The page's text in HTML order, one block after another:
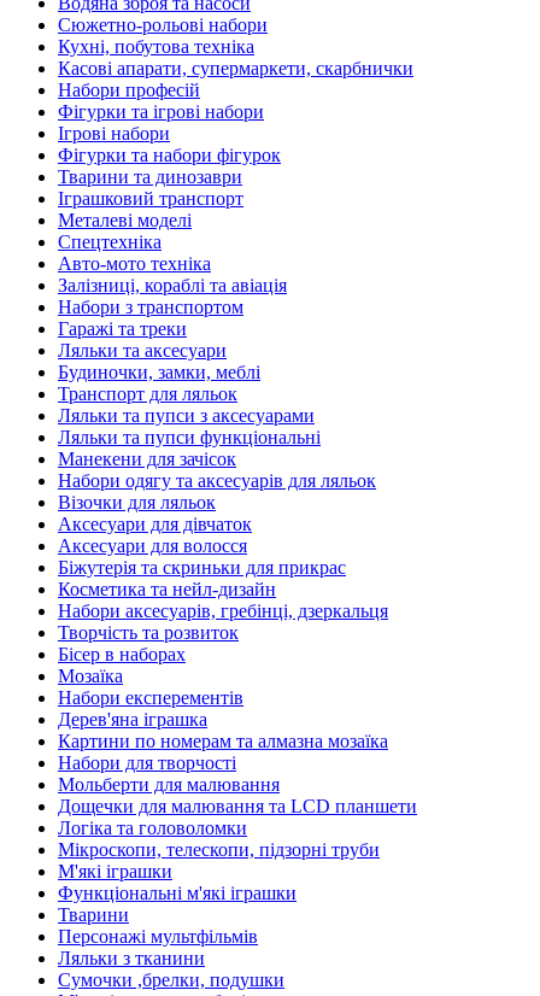
Сюжетно-рольові набори
Кухні, побутова техніка
Касові апарати, супермаркети, скарбнички
Набори професій
Фігурки та ігрові набори
Ігрові набори
Фігурки та набори фігурок
Тварини та динозаври
Іграшковий транспорт
Металеві моделі
Спецтехніка
Авто-мото техніка
Залізниці, кораблі та авіація
Набори з транспортом
Гаражі та треки
Ляльки та аксесуари
Будиночки, замки, меблі
Транспорт для ляльок
Ляльки та пупси з аксесуарами
Ляльки та пупси функціональні
Манекени для зачісок
Набори одягу та аксесуарів для ляльок
Візочки для ляльок
Аксесуари для дівчаток
Аксесуари для волосся
Біжутерія та скриньки для прикрас
Косметика та нейл-дизайн
Набори аксесуарів, гребінці, дзеркальця
Творчість та розвиток
Бісер в наборах
Мозаїка
Набори експерементів
Дерев'яна іграшка
Картини по номерам та алмазна мозаїка
Набори для творчості
Мольберти для малювання
Дощечки для малювання та LCD планшети
Логіка та головоломки
Мікроскопи, телескопи, підзорні труби
М'які іграшки
Функціональні м'які іграшки
Тварини
Персонажі мультфільмів
Ляльки з тканини
Сумочки ,брелки, подушки